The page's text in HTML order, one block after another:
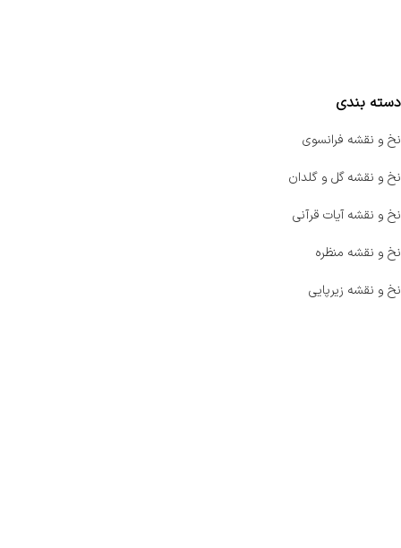
دسته بندی
نخ و نقشه فرانسوی
نخ و نقشه گل و گلدان
نخ و نقشه آیات قرآنی
نخ و نقشه منظره
نخ و نقشه زیرپایی